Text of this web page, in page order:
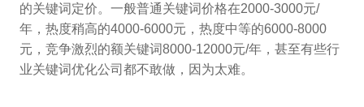
的关键词定价。一般普通关键词价格在2000-3000元/
年，热度稍高的4000-6000元，热度中等的6000-8000
元，竞争激烈的额关键词8000-12000元/年，甚至有些行
业关键词优化公司都不敢做，因为太难。